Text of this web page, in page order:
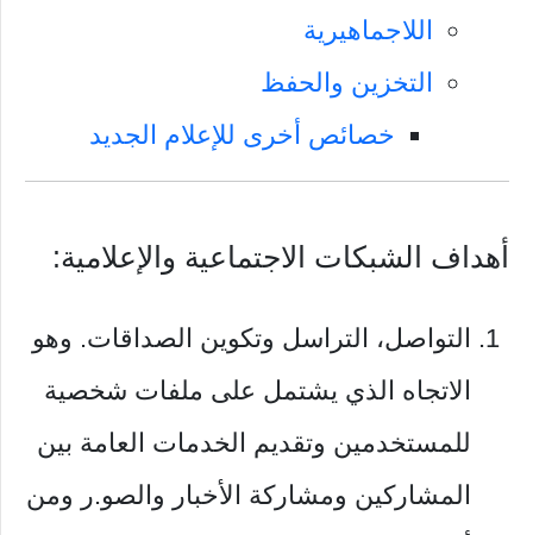
اللاجماهيرية
التخزين والحفظ
خصائص أخرى للإعلام الجديد
أهداف الشبكات الاجتماعية والإعلامية:
التواصل، التراسل وتكوين الصداقات. وهو
الاتجاه الذي يشتمل على ملفات شخصية
للمستخدمين وتقديم الخدمات العامة بين
المشاركين ومشاركة الأخبار والصو.ر ومن